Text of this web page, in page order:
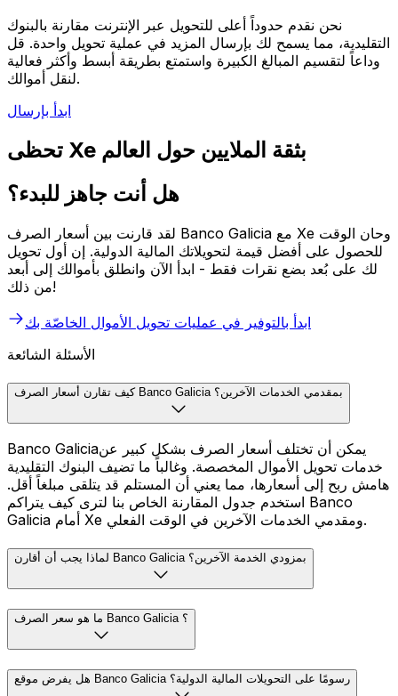
نحن نقدم حدوداً أعلى للتحويل عبر الإنترنت مقارنة بالبنوك
التقليدية، مما يسمح لك بإرسال المزيد في عملية تحويل واحدة. قل
وداعاً لتقسيم المبالغ الكبيرة واستمتع بطريقة أبسط وأكثر فعالية
لنقل أموالك.
ابدأ بإرسال
تحظى Xe بثقة الملايين حول العالم
هل أنت جاهز للبدء؟
لقد قارنت بين أسعار الصرف Banco Galicia مع Xe وحان الوقت
للحصول على أفضل قيمة لتحويلاتك المالية الدولية. إن أول تحويل
لك على بُعد بضع نقرات فقط - ابدأ الآن وانطلق بأموالك إلى أبعد
من ذلك!
ابدأ بالتوفير في عمليات تحويل الأموال الخاصّة بك
الأسئلة الشائعة
كيف تقارن أسعار الصرف Banco Galicia بمقدمي الخدمات الآخرين؟
Banco Galiciaيمكن أن تختلف أسعار الصرف بشكل كبير عن
خدمات تحويل الأموال المخصصة. وغالباً ما تضيف البنوك التقليدية
هامش ربح إلى أسعارها، مما يعني أن المستلم قد يتلقى مبلغاً أقل.
استخدم جدول المقارنة الخاص بنا لترى كيف يتراكم Banco
Galicia أمام Xe ومقدمي الخدمات الآخرين في الوقت الفعلي.
لماذا يجب أن أقارن Banco Galicia بمزودي الخدمة الآخرين؟
ما هو سعر الصرف Banco Galicia ؟
هل يفرض موقع Banco Galicia رسومًا على التحويلات المالية الدولية؟